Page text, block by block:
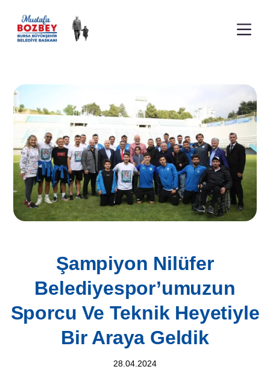
Şampiyon Nilüfer
Belediyespor’umuzun
Sporcu Ve Teknik Heyetiyle
Bir Araya Geldik
28.04.2024